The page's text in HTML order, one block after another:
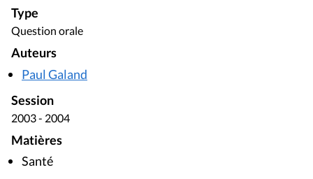
Type
Question orale
Auteurs
Paul Galand
Session
2003 - 2004
Matières
Santé